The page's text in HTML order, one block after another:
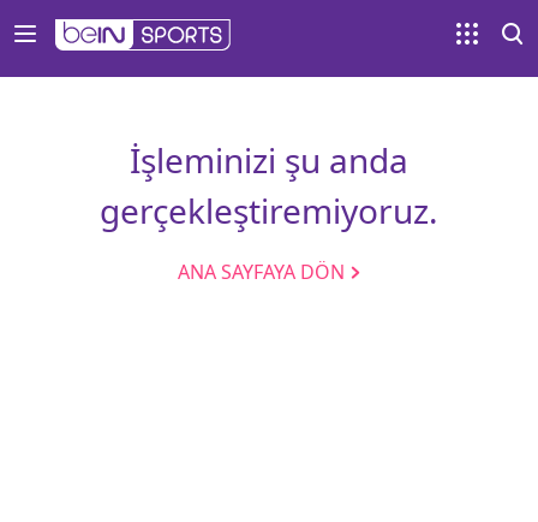
İşleminizi şu anda
gerçekleştiremiyoruz.
ANA SAYFAYA DÖN